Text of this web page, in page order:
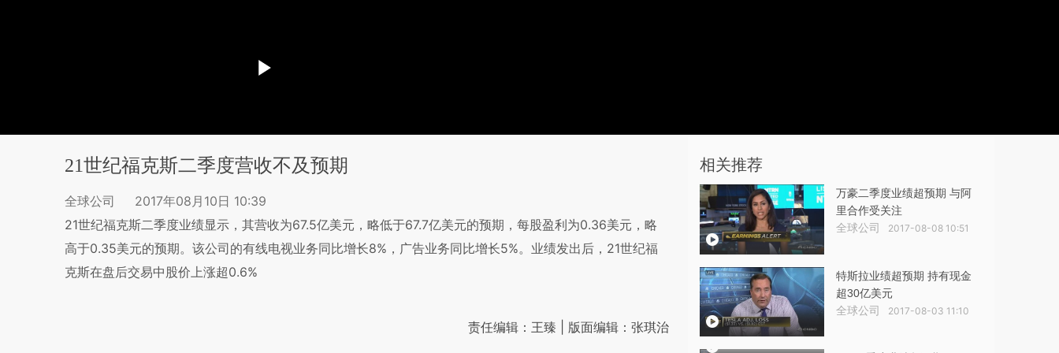
21世纪福克斯二季度营收不及预期
全球公司
2017年08月10日 10:39
21世纪福克斯二季度业绩显示，其营收为67.5亿美元，略低于67.7亿美元的预期，每股盈利为0.36美元，略
高于0.35美元的预期。该公司的有线电视业务同比增长8%，广告业务同比增长5%。业绩发出后，21世纪福
克斯在盘后交易中股价上涨超0.6%
责任编辑：王臻 | 版面编辑：张琪治
相关推荐
万豪二季度业绩超预期 与阿
里合作受关注
全球公司 2017-08-08 10:51
特斯拉业绩超预期 持有现金
超30亿美元
全球公司 2017-08-03 11:10